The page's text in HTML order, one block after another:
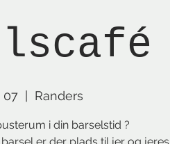
07
  |
Randers
i din barselstid ?